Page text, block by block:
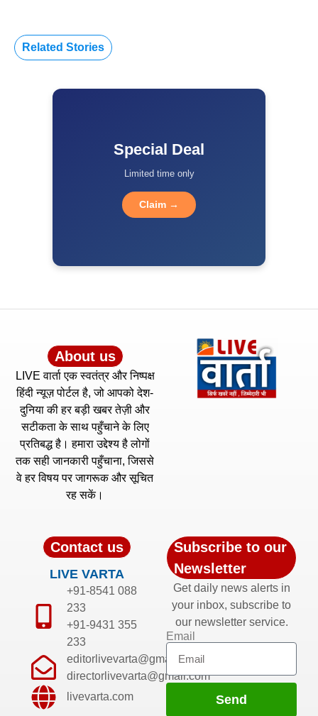
Related Stories
Special Deal
Limited time only
Claim →
About us
LIVE वार्ता एक स्वतंत्र और निष्पक्ष
हिंदी न्यूज़ पोर्टल है, जो आपको देश-
दुनिया की हर बड़ी खबर तेज़ी और
सटीकता के साथ पहुँचाने के लिए
प्रतिबद्ध है। हमारा उद्देश्य है लोगों
तक सही जानकारी पहुँचाना, जिससे
वे हर विषय पर जागरूक और सूचित
रह सकें।
Contact us
LIVE VARTA
+91-8541 088
233
+91-9431 355
233
editorlivevarta@gmail.com
directorlivevarta@gmail.com
livevarta.com
Subscribe to our
Newsletter
Get daily news alerts in
your inbox, subscribe to
our newsletter service.
Email
Send